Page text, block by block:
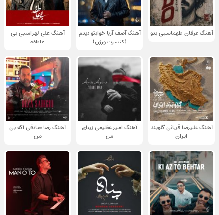
آهنگ عرفان طهماسبی بدو
آهنگ آصف آریا خوابتو دیدم
(کنسرت ورژن)
آهنگ علی لهراسبی بی
عاطفه
آهنگ علیرضا قربانی گلوبند
ایران
آهنگ امیر عظیمی زیبای
من
آهنگ رضا صادقی اگه بی
من